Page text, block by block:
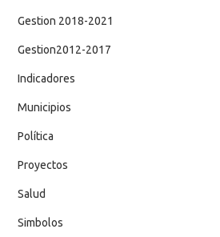
Gestion 2018-2021
Gestion2012-2017
Indicadores
Municipios
Política
Proyectos
Salud
Simbolos